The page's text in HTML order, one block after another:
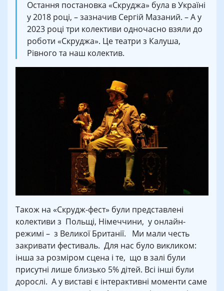
Остання постановка «Скруджа» була в Україні
у 2018 році, – зазначив Сергій Мазаний. – А у
2023 році три колективи одночасно взяли до
роботи «Скруджа». Це театри з Калуша,
Рівного та наш колектив.
Також на «Скрудж-фест» були представлені
колективи з Польщі, Німеччини, у онлайн-
режимі – з Великої Британії. Ми мали честь
закривати фестиваль. Для нас було викликом:
інша за розміром сцена і те, що в залі були
присутні лише близько 5% дітей. Всі інші були
дорослі. А у виставі є інтерактивні моменти саме